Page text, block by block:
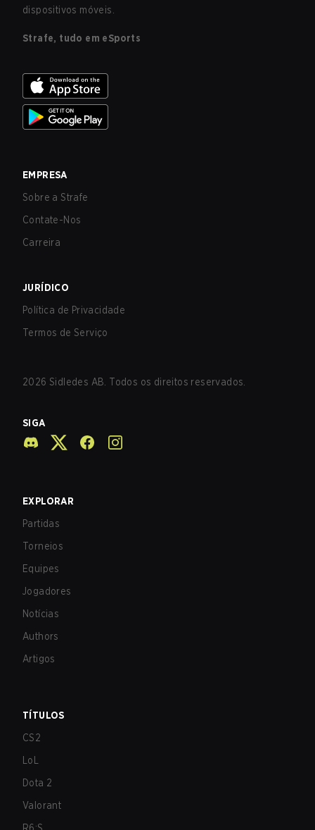
dispositivos móveis.
Strafe, tudo em eSports
EMPRESA
Sobre a Strafe
Contate-Nos
Carreira
JURÍDICO
Política de Privacidade
Termos de Serviço
2026 Sidledes AB. Todos os direitos reservados.
SIGA
EXPLORAR
Partidas
Torneios
Equipes
Jogadores
Notícias
Authors
Artigos
TÍTULOS
CS2
LoL
Dota 2
Valorant